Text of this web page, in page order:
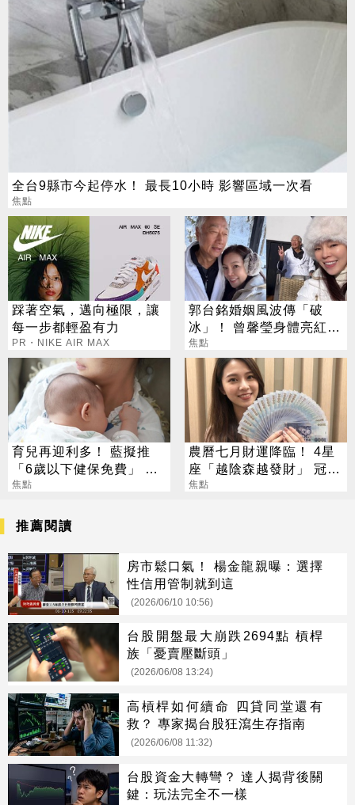
全台9縣市今起停水！ 最長10小時 影響區域一次看
焦點
踩著空氣，邁向極限，讓
每一步都輕盈有力
PR・NIKE AIR MAX
郭台銘婚姻風波傳「破
冰」！ 曾馨瑩身體亮紅燈
18年婚姻驚傳出現轉機
焦點
育兒再迎利多！ 藍擬推
「6歲以下健保免費」 每
年減輕近萬元負擔
焦點
農曆七月財運降臨！ 4星
座「越陰森越發財」 冠軍
賺到翻
焦點
推薦閱讀
房市鬆口氣！ 楊金龍親曝：選擇
性信用管制就到這
(2026/06/10 10:56)
台股開盤最大崩跌2694點 槓桿
族「憂賣壓斷頭」
(2026/06/08 13:24)
高槓桿如何續命 四貸同堂還有
救？ 專家揭台股狂瀉生存指南
(2026/06/08 11:32)
台股資金大轉彎？ 達人揭背後關
鍵：玩法完全不一樣